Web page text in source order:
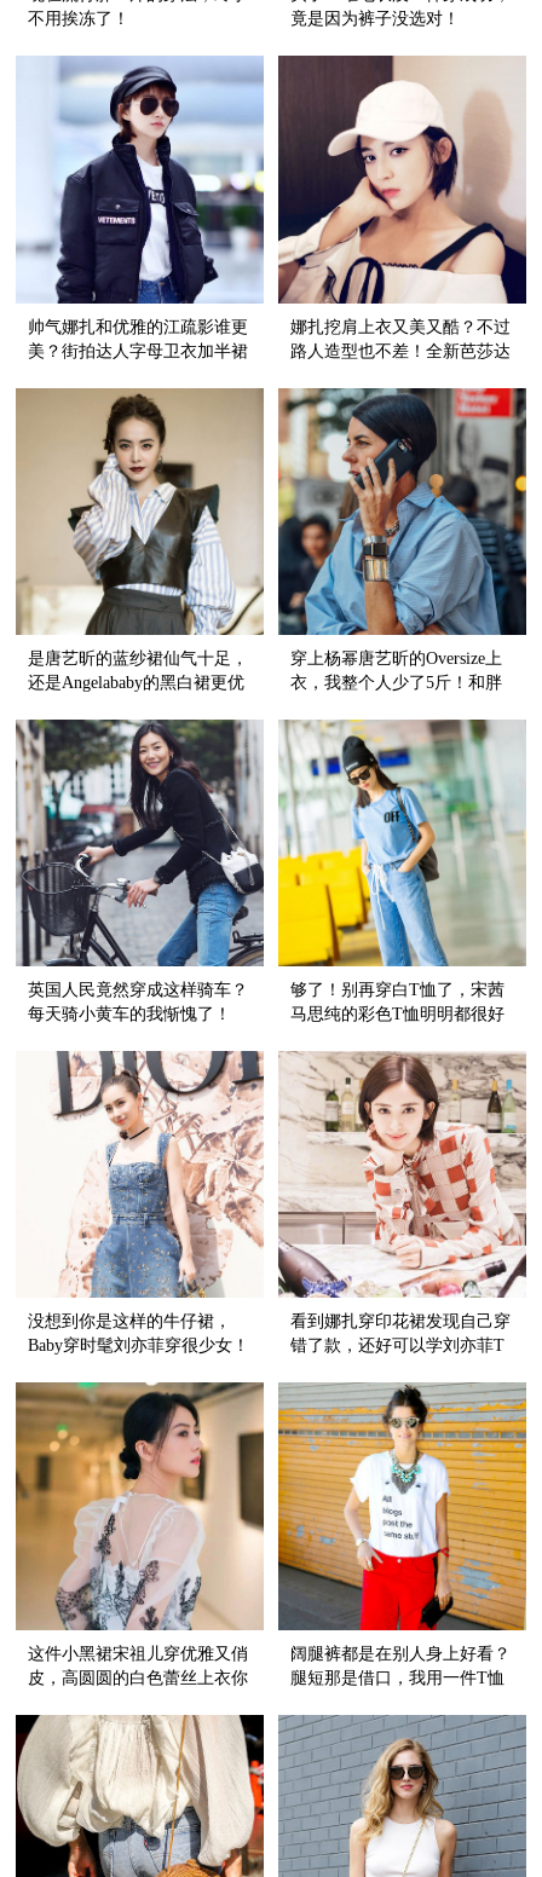
不用挨冻了！
竟是因为裤子没选对！
帅气娜扎和优雅的江疏影谁更
美？街拍达人字母卫衣加半裙
娜扎挖肩上衣又美又酷？不过
路人造型也不差！全新芭莎达
是唐艺昕的蓝纱裙仙气十足，
还是Angelababy的黑白裙更优
穿上杨幂唐艺昕的Oversize上
衣，我整个人少了5斤！和胖
英国人民竟然穿成这样骑车？
每天骑小黄车的我惭愧了！
够了！别再穿白T恤了，宋茜
马思纯的彩色T恤明明都很好
没想到你是这样的牛仔裙，
Baby穿时髦刘亦菲穿很少女！
看到娜扎穿印花裙发现自己穿
错了款，还好可以学刘亦菲T
这件小黑裙宋祖儿穿优雅又俏
皮，高圆圆的白色蕾丝上衣你
阔腿裤都是在别人身上好看？
腿短那是借口，我用一件T恤